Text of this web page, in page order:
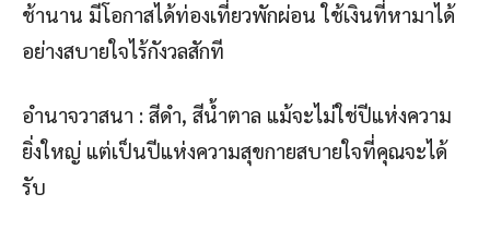
ช้านาน มีโอกาสได้ท่องเที่ยวพักผ่อน ใช้เงินที่หามาได้
อย่างสบายใจไร้กังวลสักที
อำนาจวาสนา : สีดำ, สีน้ำตาล แม้จะไม่ใช่ปีแห่งความ
ยิ่งใหญ่ แต่เป็นปีแห่งความสุขกายสบายใจที่คุณจะได้
รับ